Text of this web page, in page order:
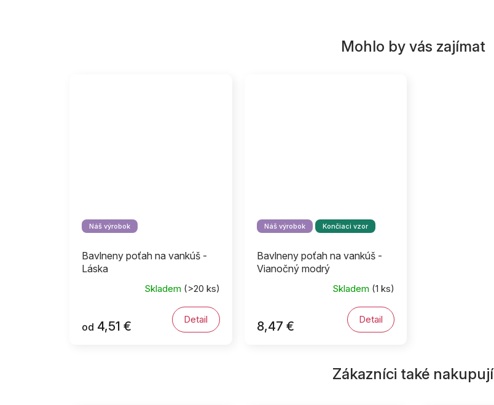
Náš výrobok
Bavlneny poťah na vankúš -
Láska
Skladem (>20 ks)
od 4,51 € Detail
Náš výrobok Končiaci vzor
Bavlneny poťah na vankúš -
Vianočný modrý
Skladem (1 ks)
8,47 € Detail
Zákazníci také nakupují